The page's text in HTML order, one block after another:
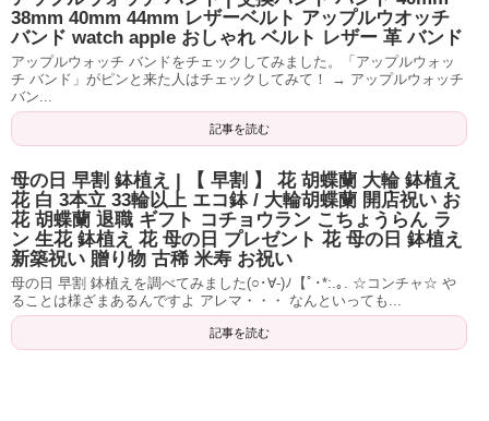
38mm 40mm 44mm レザーベルト アップルウオッチ
バンド watch apple おしゃれ ベルト レザー 革 バンド
アップルウォッチ バンドをチェックしてみました。「アップルウォッ
チ バンド」がピンと来た人はチェックしてみて！ → アップルウォッチ
バン...
記事を読む
母の日 早割 鉢植え | 【 早割 】 花 胡蝶蘭 大輪 鉢植え
花 白 3本立 33輪以上 エコ鉢 / 大輪胡蝶蘭 開店祝い お
花 胡蝶蘭 退職 ギフト コチョウラン こちょうらん ラ
ン 生花 鉢植え 花 母の日 プレゼント 花 母の日 鉢植え
新築祝い 贈り物 古稀 米寿 お祝い
母の日 早割 鉢植えを調べてみました(○･∀-)ﾉ【ﾟ･*:.｡. ☆コンチャ☆ や
ることは様ざまあるんですよ アレマ・・・ なんといっても...
記事を読む